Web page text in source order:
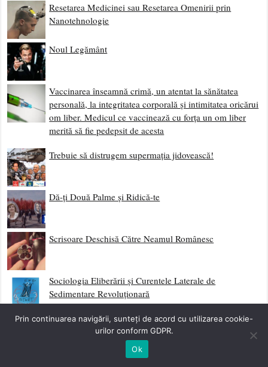
Resetarea Medicinei sau Resetarea Omenirii prin
Nanotehnologie
Noul Legământ
Vaccinarea înseamnă crimă, un atentat la sănătatea
personală, la integritatea corporală și intimitatea oricărui
om liber. Medicul ce vaccinează cu forța un om liber
merită să fie pedepsit de acesta
Trebuie să distrugem supermația jidovească!
Dă-ți Două Palme și Ridică-te
Scrisoare Deschisă Către Neamul Românesc
Sociologia Eliberării și Curentele Laterale de
Sedimentare Revoluționară
Împotriva Fatalismului
Prin continuarea navigării, sunteți de acord cu utilizarea cookie-
urilor conform GDPR.
Ok